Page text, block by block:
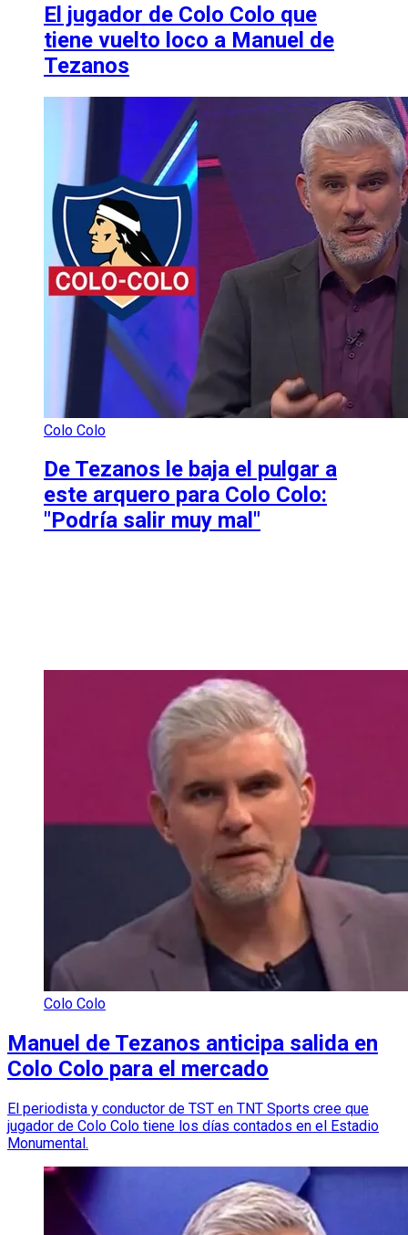
El jugador de Colo Colo que
tiene vuelto loco a Manuel de
Tezanos
Colo Colo
De Tezanos le baja el pulgar a
este arquero para Colo Colo:
"Podría salir muy mal"
Colo Colo
Manuel de Tezanos anticipa salida en
Colo Colo para el mercado
El periodista y conductor de TST en TNT Sports cree que
jugador de Colo Colo tiene los días contados en el Estadio
Monumental.